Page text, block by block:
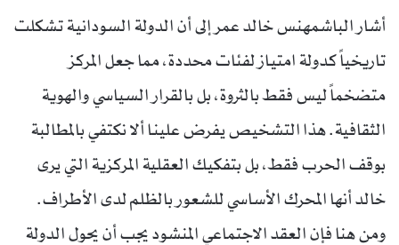
أشار الباشمهنس خالد عمر إلى أن الدولة السودانية تشكلت
تاريخياً كدولة امتياز لفئات محددة، مما جعل المركز
متضخماً ليس فقط بالثروة، بل بالقرار السياسي والهوية
الثقافية. هذا التشخيص يفرض علينا ألا نكتفي بالمطالبة
بوقف الحرب فقط، بل بتفكيك العقلية المركزية التي يرى
خالد أنها المحرك الأساسي للشعور بالظلم لدى الأطراف.
ومن هنا فإن العقد الاجتماعي المنشود يجب أن يحول الدولة